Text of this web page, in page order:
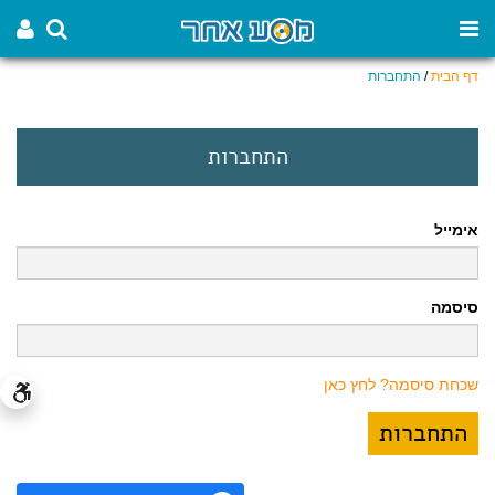
דף הבית/ התחברות
התחברות
אימייל
סיסמה
שכחת סיסמה? לחץ כאן